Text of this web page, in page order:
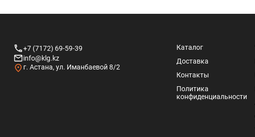
+7 (7172) 69-59-39
info@klg.kz
г. Астана, ул. Иманбаевой 8/2
Каталог
Доставка
Контакты
Политика
конфиденциальности